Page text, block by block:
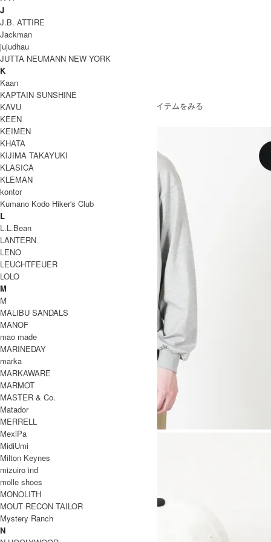
SOLD OUT
» もうすこしevameva (エヴァムエヴァ)のアイテムをみる
J
J.B. ATTIRE
Jackman
jujudhau
JUTTA NEUMANN NEW YORK
K
Kaan
KAPTAIN SUNSHINE
KAVU
KEEN
KEIMEN
KHATA
KIJIMA TAKAYUKI
KLASICA
KLEMAN
kontor
Kumano Kodo Hiker's Club
L
L.L.Bean
LANTERN
LENO
LEUCHTFEUER
LOLO
M
M
MALIBU SANDALS
MANOF
mao made
MARINEDAY
marka
MARKAWARE
MARMOT
MASTER & Co.
Matador
MERRELL
MexiPa
MidiUmi
Milton Keynes
mizuiro ind
molle shoes
MONOLITH
MOUT RECON TAILOR
Mystery Ranch
N